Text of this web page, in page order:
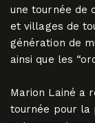
une tournée de
et villages de
génération de
ainsi que les
Marion Lainé a
tournée pour la